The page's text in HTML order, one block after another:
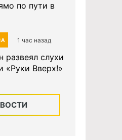
по пути в
1 час назад
развеял слухи
«Руки Вверх!»